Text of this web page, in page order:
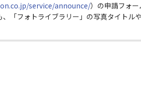
service/announce/）の申請フォ
、「フォトライブラリー」の写真タイトル